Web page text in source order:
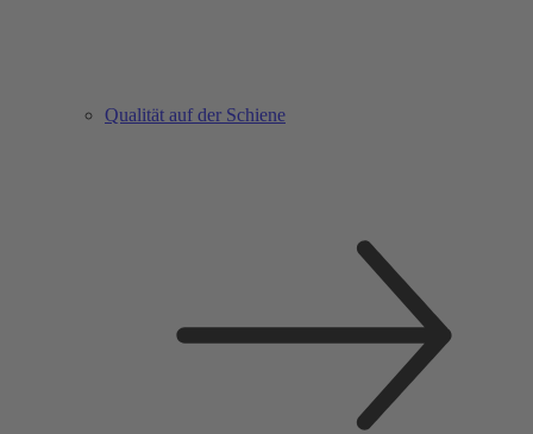
Qualität auf der Schiene